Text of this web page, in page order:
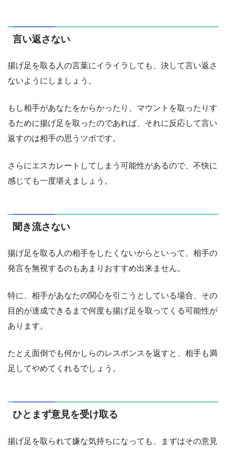
言い返さない
揚げ足を取る人の言葉にイライラしても、決して言い返さ
ないようにしましょう。
もし相手があなたをからかったり、マウントを取ったりす
るために揚げ足を取ったのであれば、それに反応して言い
返すのは相手の思うツボです。
さらにエスカレートしてしまう可能性があるので、不快に
感じても一度堪えましょう。
聞き流さない
揚げ足を取る人の相手をしたくないからといって、相手の
発言を無視するのもあまりおすすめ出来ません。
特に、相手があなたの関心を引こうとしている場合、その
目的が達成できるまで何度も揚げ足を取ってくる可能性が
あります。
たとえ面倒でも何かしらのレスポンスを返すと、相手も満
足してやめてくれるでしょう。
ひとまず意見を受け取る
揚げ足を取られて嫌な気持ちになっても、まずはその意見